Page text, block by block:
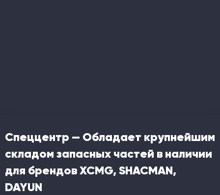
Спеццентр — Обладает крупнейшим
складом запасных частей в наличии
для брендов XCMG, SHACMAN,
DAYUN